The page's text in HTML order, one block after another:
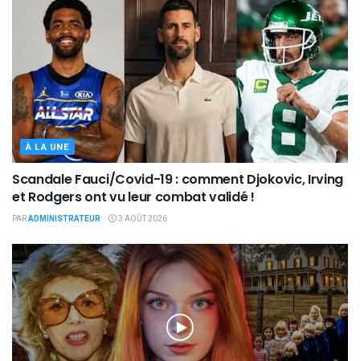
À LA UNE
Scandale Fauci/Covid-19 : comment Djokovic, Irving
et Rodgers ont vu leur combat validé !
PARADMINISTRATEUR 3 AOÛT 2026